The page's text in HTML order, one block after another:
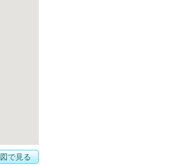
で見る